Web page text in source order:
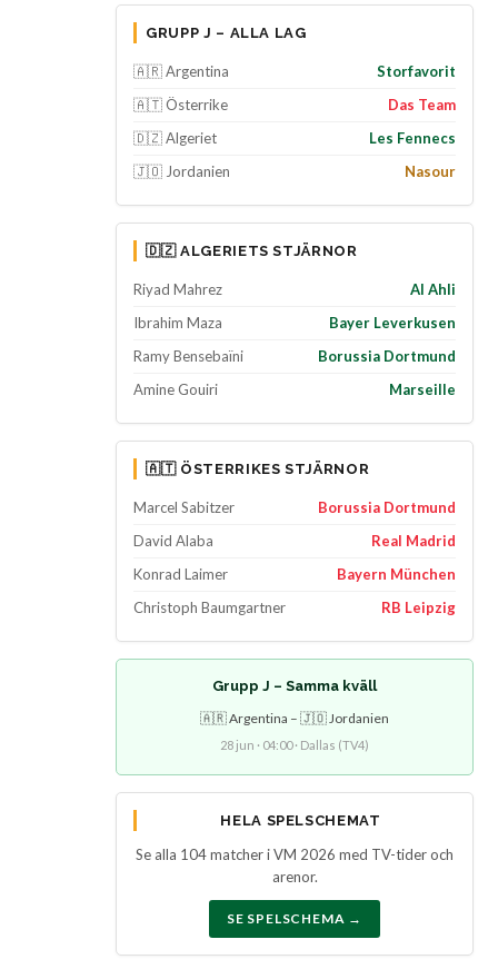
GRUPP J – ALLA LAG
🇦🇷 Argentina
Storfavorit
🇦🇹 Österrike
Das Team
🇩🇿 Algeriet
Les Fennecs
🇯🇴 Jordanien
Nasour
🇩🇿 ALGERIETS STJÄRNOR
Riyad Mahrez
Al Ahli
Ibrahim Maza
Bayer Leverkusen
Ramy Bensebaïni
Borussia Dortmund
Amine Gouiri
Marseille
🇦🇹 ÖSTERRIKES STJÄRNOR
Marcel Sabitzer
Borussia Dortmund
David Alaba
Real Madrid
Konrad Laimer
Bayern München
Christoph Baumgartner
RB Leipzig
Grupp J – Samma kväll
🇦🇷 Argentina – 🇯🇴 Jordanien
28 jun · 04:00 · Dallas (TV4)
HELA SPELSCHEMAT
Se alla 104 matcher i VM 2026 med TV-tider och
arenor.
SE SPELSCHEMA →